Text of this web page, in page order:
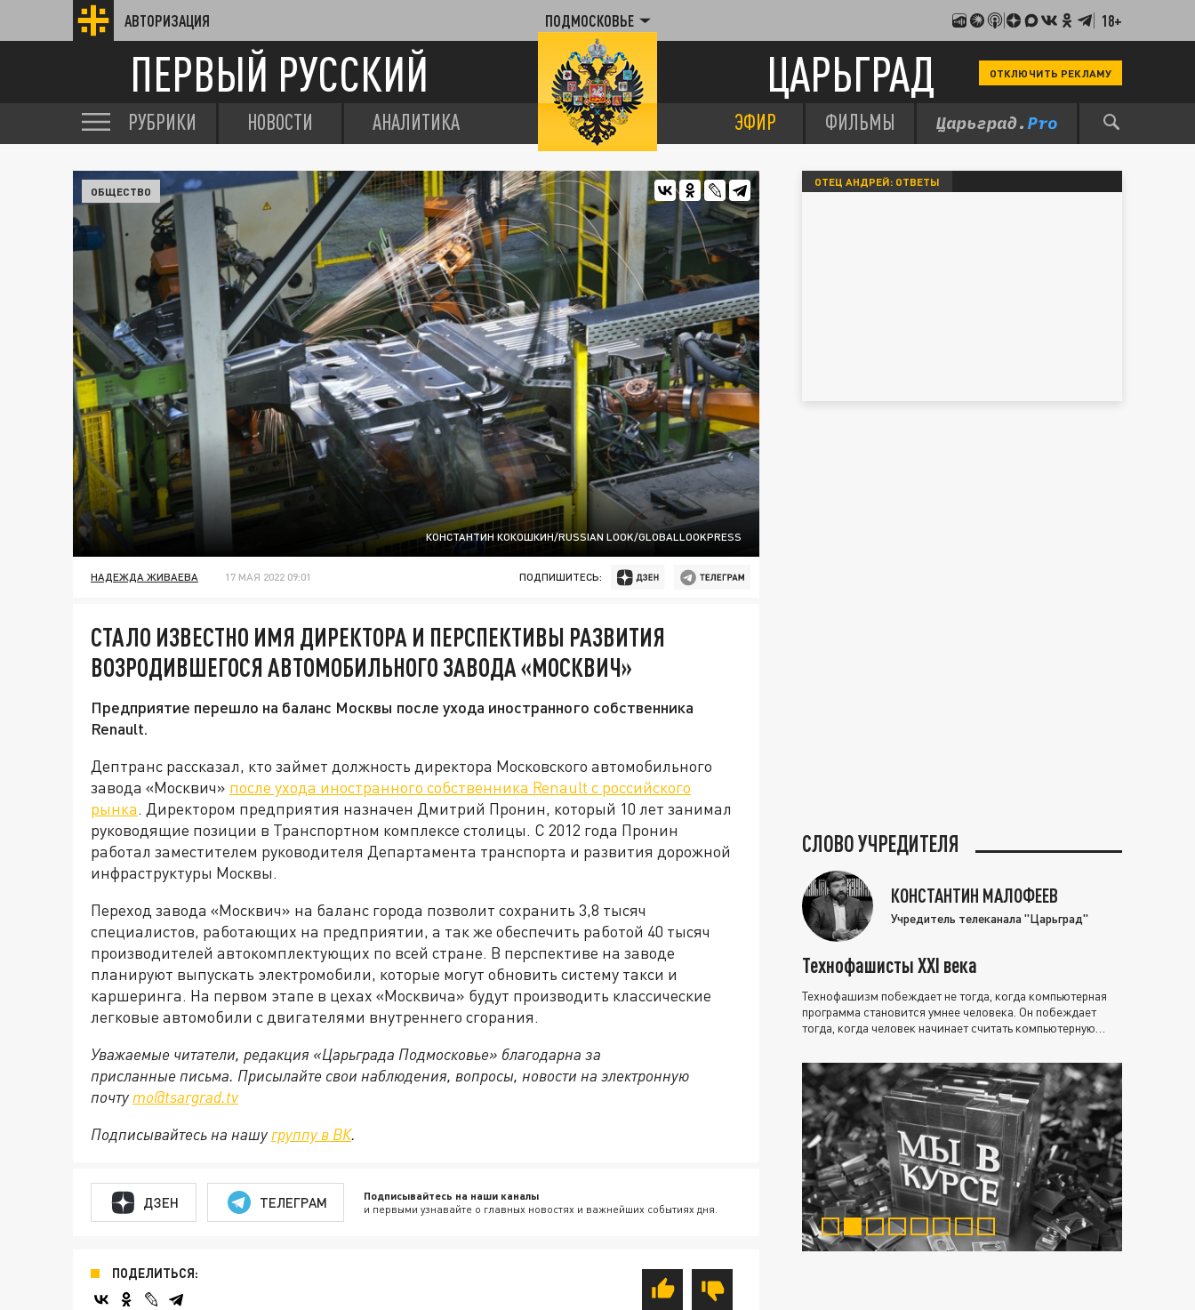
АВТОРИЗАЦИЯ ПОДМОСКОВЬЕ 18+
ПЕРВЫЙ РУССКИЙ ЦАРЬГРАД ОТКЛЮЧИТЬ РЕКЛАМУ
РУБРИКИ НОВОСТИ АНАЛИТИКА ЭФИР ФИЛЬМЫ
КОНСТАНТИН КОКОШКИН/RUSSIAN LOOK/GLOBALLOOKPRESS
ОБЩЕСТВО
НАДЕЖДА ЖИВАЕВА 17 МАЯ 2022 09:01 ПОДПИШИТЕСЬ:
СТАЛО ИЗВЕСТНО ИМЯ ДИРЕКТОРА И ПЕРСПЕКТИВЫ РАЗВИТИЯ
ВОЗРОДИВШЕГОСЯ АВТОМОБИЛЬНОГО ЗАВОДА «МОСКВИЧ»
Предприятие перешло на баланс Москвы после ухода иностранного собственника
Renault.
Дептранс рассказал, кто займет должность директора Московского автомобильного
завода «Москвич» после ухода иностранного собственника Renault с российского
рынка. Директором предприятия назначен Дмитрий Пронин, который 10 лет занимал
руководящие позиции в Транспортном комплексе столицы. С 2012 года Пронин
работал заместителем руководителя Департамента транспорта и развития дорожной
инфраструктуры Москвы.
Переход завода «Москвич» на баланс города позволит сохранить 3,8 тысяч
специалистов, работающих на предприятии, а так же обеспечить работой 40 тысяч
производителей автокомплектующих по всей стране. В перспективе на заводе
планируют выпускать электромобили, которые могут обновить систему такси и
каршеринга. На первом этапе в цехах «Москвича» будут производить классические
легковые автомобили с двигателями внутреннего сгорания.
Уважаемые читатели, редакция «Царьграда Подмосковье» благодарна за
присланные письма. Присылайте свои наблюдения, вопросы, новости на электронную
почту mo@tsargrad.tv
Подписывайтесь на нашу группу в ВК.
ДЗЕН ТЕЛЕГРАМ Подписывайтесь на наши каналы
и первыми узнавайте о главных новостях и важнейших событиях дня.
ПОДЕЛИТЬСЯ:
ОТЕЦ АНДРЕЙ: ОТВЕТЫ
СЛОВО УЧРЕДИТЕЛЯ
КОНСТАНТИН МАЛОФЕЕВ
Учредитель телеканала "Царьград"
Технофашисты XXI века
Технофашизм побеждает не тогда, когда компьютерная
программа становится умнее человека. Он побеждает
тогда, когда человек начинает считать компьютерную